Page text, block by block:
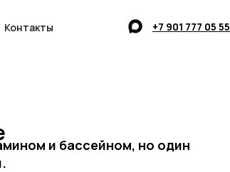
+7 901 777 05 55
Контакты
и бассейном, но один